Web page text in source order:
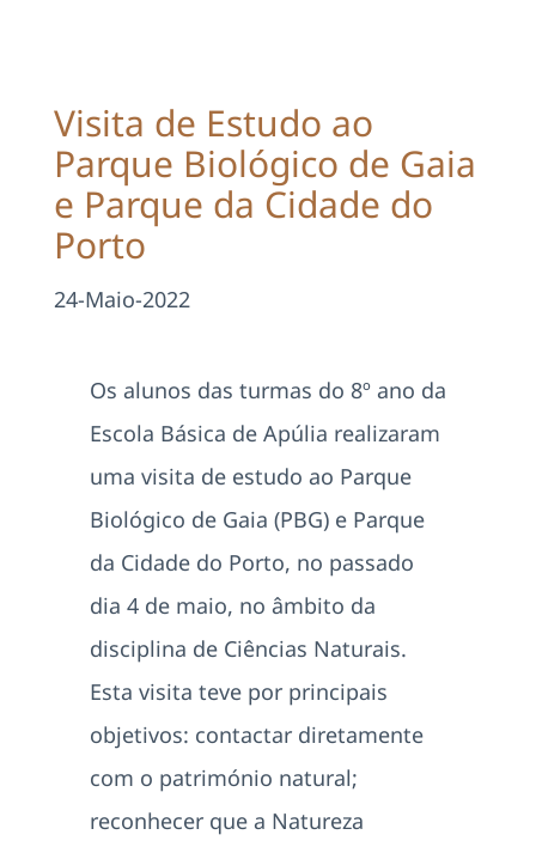
Área Reservada
Pesquisar
Visita de Estudo ao
Parque Biológico de Gaia
e Parque da Cidade do
Porto
24-Maio-2022
Os alunos das turmas do 8º ano da
Escola Básica de Apúlia realizaram
uma visita de estudo ao Parque
Biológico de Gaia (PBG) e Parque
da Cidade do Porto, no passado
dia 4 de maio, no âmbito da
disciplina de Ciências Naturais.
Esta visita teve por principais
objetivos: contactar diretamente
com o património natural;
reconhecer que a Natureza